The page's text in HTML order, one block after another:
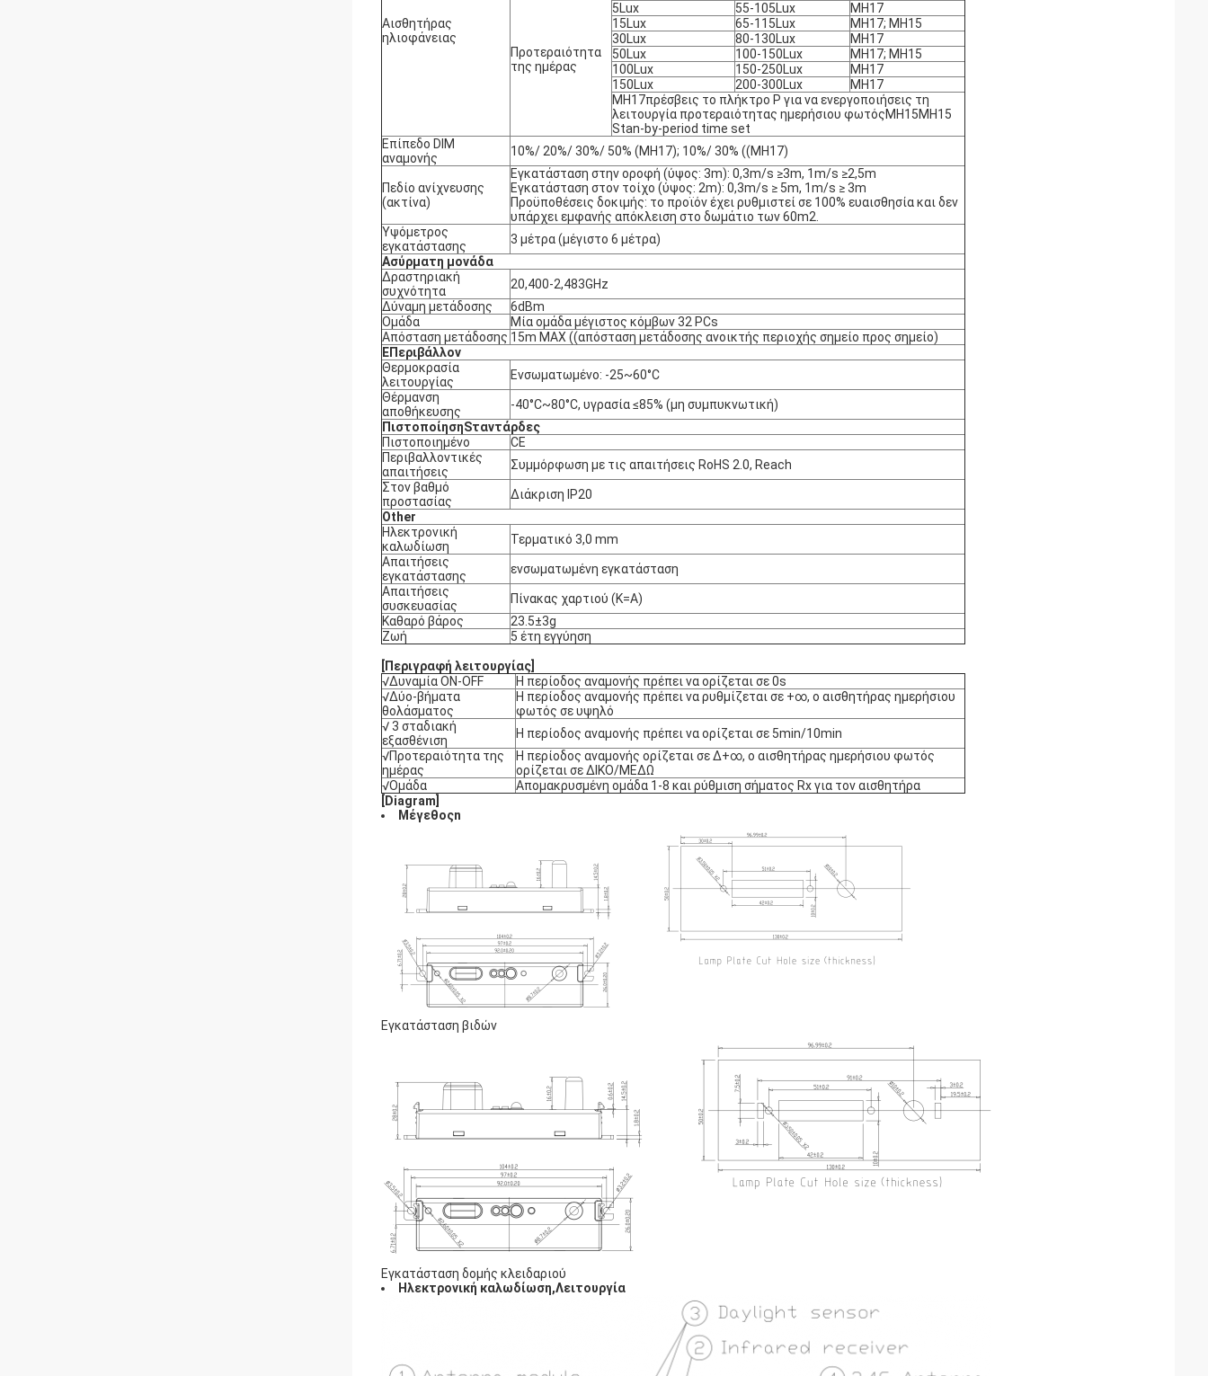
Αισθητήρας
ηλιοφάνειας
Προτεραιότητα
της ημέρας
5Lux
55-105Lux
MH17
15Lux
65-115Lux
MH17; MH15
30Lux
80-130Lux
MH17
50Lux
100-150Lux
MH17; MH15
100Lux
150-250Lux
MH17
150Lux
200-300Lux
MH17
MH17πρέσβεις το πλήκτρο P για να ενεργοποιήσεις τη
λειτουργία προτεραιότητας ημερήσιου φωτόςMH15MH15
Stan-by-period time set
Επίπεδο DIM
αναμονής
10%/ 20%/ 30%/ 50% (MH17); 10%/ 30% ((MH17)
Πεδίο ανίχνευσης
(ακτίνα)
Εγκατάσταση στην οροφή (ύψος: 3m): 0,3m/s ≥3m, 1m/s ≥2,5m
Εγκατάσταση στον τοίχο (ύψος: 2m): 0,3m/s ≥ 5m, 1m/s ≥ 3m
Προϋποθέσεις δοκιμής: το προϊόν έχει ρυθμιστεί σε 100% ευαισθησία και δεν
υπάρχει εμφανής απόκλειση στο δωμάτιο των 60m2.
Υψόμετρος
εγκατάστασης
3 μέτρα (μέγιστο 6 μέτρα)
Ασύρματη μονάδα
Δραστηριακή
συχνότητα
20,400-2,483GHz
Δύναμη μετάδοσης
6dBm
Ομάδα
Μία ομάδα μέγιστος κόμβων 32 PCs
Απόσταση μετάδοσης 15m MAX ((απόσταση μετάδοσης ανοικτής περιοχής σημείο προς σημείο)
ΕΠεριβάλλον
Θερμοκρασία
λειτουργίας
Ενσωματωμένο: -25~60°C
Θέρμανση
αποθήκευσης
-40°C~80°C, υγρασία ≤85% (μη συμπυκνωτική)
ΠιστοποίησηSταντάρδες
Πιστοποιημένο
CE
Περιβαλλοντικές
απαιτήσεις
Συμμόρφωση με τις απαιτήσεις RoHS 2.0, Reach
Στον βαθμό
προστασίας
Διάκριση IP20
Οther
Ηλεκτρονική
καλωδίωση
Τερματικό 3,0 mm
Απαιτήσεις
εγκατάστασης
ενσωματωμένη εγκατάσταση
Απαιτήσεις
συσκευασίας
Πίνακας χαρτιού (K=A)
Καθαρό βάρος
23.5±3g
Ζωή
5 έτη εγγύηση
[Περιγραφή λειτουργίας]
√Δυναμία ON-OFF
Η περίοδος αναμονής πρέπει να ορίζεται σε 0s
√Δύο-βήματα
θολάσματος
Η περίοδος αναμονής πρέπει να ρυθμίζεται σε +∞, ο αισθητήρας ημερήσιου
φωτός σε υψηλό
√ 3 σταδιακή
εξασθένιση
Η περίοδος αναμονής πρέπει να ορίζεται σε 5min/10min
√Προτεραιότητα της
ημέρας
Η περίοδος αναμονής ορίζεται σε ∆+∞, ο αισθητήρας ημερήσιου φωτός
ορίζεται σε ∆ΙΚΟ/ΜΕΔΩ
√Ομάδα
Απομακρυσμένη ομάδα 1-8 και ρύθμιση σήματος Rx για τον αισθητήρα
[Diagram
Μέγεθοςn
Εγκατάσταση βιδών
Εγκατάσταση δομής κλειδαριού
Ηλεκτρονική καλωδίωση,Λειτουργία